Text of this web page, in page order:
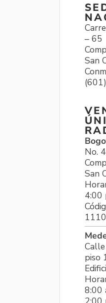
– 65
San
No.
San
4:00
piso
8:00